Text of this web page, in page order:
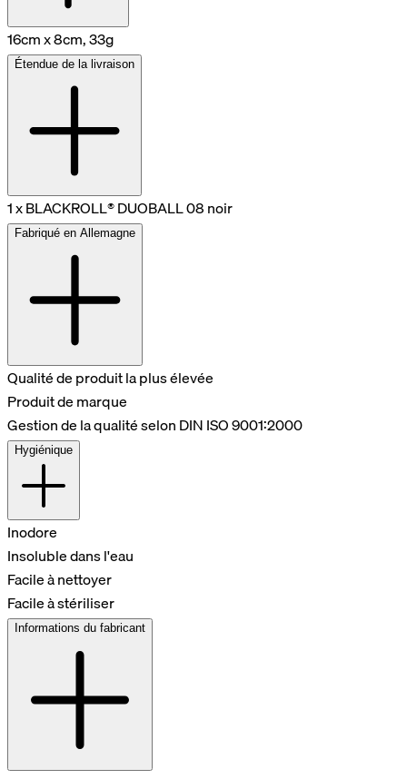
16cm x 8cm, 33g
Étendue de la livraison
1 x BLACKROLL® DUOBALL 08 noir
Fabriqué en Allemagne
Qualité de produit la plus élevée
Produit de marque
Gestion de la qualité selon DIN ISO 9001:2000
Hygiénique
Inodore
Insoluble dans l'eau
Facile à nettoyer
Facile à stériliser
Informations du fabricant